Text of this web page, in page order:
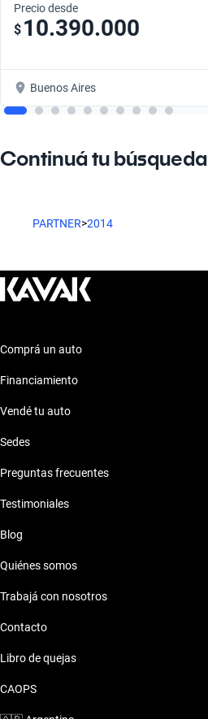
Precio desde
$ 10.390.000
Buenos Aires
Continuá tu búsqueda
PARTNER>2014
Comprá un auto
Financiamiento
Vendé tu auto
Sedes
Preguntas frecuentes
Testimoniales
Blog
Quiénes somos
Trabajá con nosotros
Contacto
Libro de quejas
CAOPS